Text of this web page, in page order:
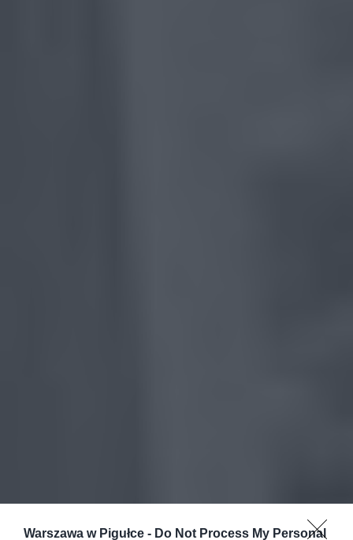
Warszawa w Pigułce - Do Not Process My Personal